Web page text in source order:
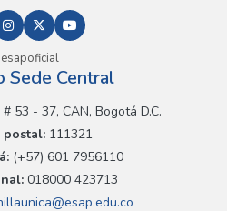
Sede Central
53 - 37, CAN, Bogotá D.C.
postal: 111321
(+57) 601 7956110
018000 423713